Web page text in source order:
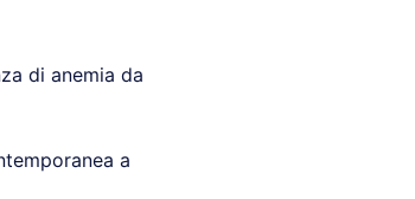
di anemia da
a